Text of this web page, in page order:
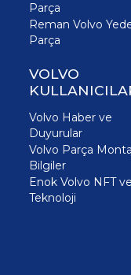
Parça
Reman Volvo
Parça
VOLVO
Volvo Haber ve
Duyurular
Volvo Parça
Bilgiler
Enok Volvo NFT ve
Teknoloji